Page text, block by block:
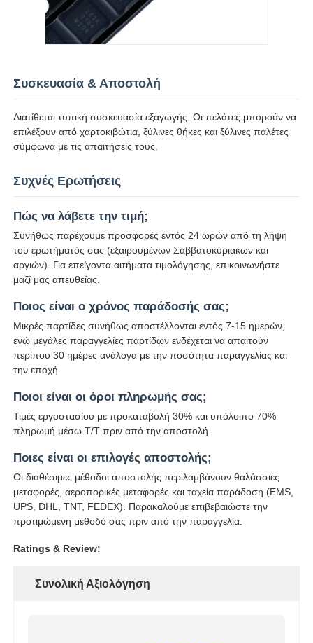
Συσκευασία & Αποστολή
Διατίθεται τυπική συσκευασία εξαγωγής. Οι πελάτες μπορούν να
επιλέξουν από χαρτοκιβώτια, ξύλινες θήκες και ξύλινες παλέτες
σύμφωνα με τις απαιτήσεις τους.
Συχνές Ερωτήσεις
Πώς να λάβετε την τιμή;
Συνήθως παρέχουμε προσφορές εντός 24 ωρών από τη λήψη
του ερωτήματός σας (εξαιρουμένων Σαββατοκύριακων και
αργιών). Για επείγοντα αιτήματα τιμολόγησης, επικοινωνήστε
μαζί μας απευθείας.
Ποιος είναι ο χρόνος παράδοσής σας;
Μικρές παρτίδες συνήθως αποστέλλονται εντός 7-15 ημερών,
ενώ μεγάλες παραγγελίες παρτίδων ενδέχεται να απαιτούν
περίπου 30 ημέρες ανάλογα με την ποσότητα παραγγελίας και
την εποχή.
Ποιοι είναι οι όροι πληρωμής σας;
Τιμές εργοστασίου με προκαταβολή 30% και υπόλοιπο 70%
πληρωμή μέσω T/T πριν από την αποστολή.
Ποιες είναι οι επιλογές αποστολής;
Οι διαθέσιμες μέθοδοι αποστολής περιλαμβάνουν θαλάσσιες
μεταφορές, αεροπορικές μεταφορές και ταχεία παράδοση (EMS,
UPS, DHL, TNT, FEDEX). Παρακαλούμε επιβεβαιώστε την
προτιμώμενη μέθοδό σας πριν από την παραγγελία.
Ratings & Review:
Συνολική Αξιολόγηση